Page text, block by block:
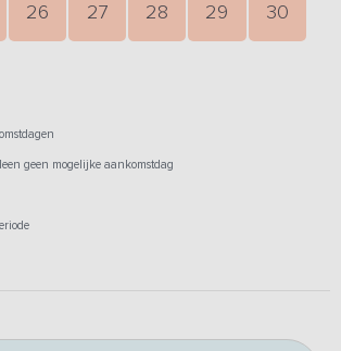
26 27 28 29 30
geen mogelijke aankomstdag